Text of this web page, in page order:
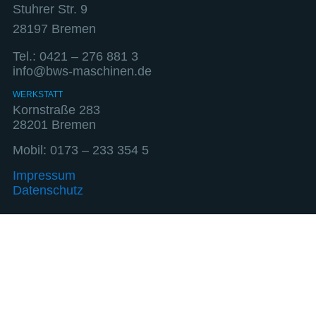
Stuhrer Str. 9
28197 Bremen
Tel.: 0421 – 276 881 3
info@bws-maschinen.de
WERKSTATT
Kornstraße 283
28201 Bremen
Mobil: 0173 – 233 354 5
Impressum
Datenschutz